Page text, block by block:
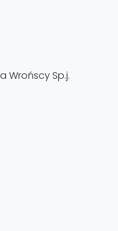
Wrońscy Sp.j.